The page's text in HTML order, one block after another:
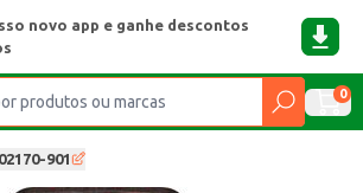
novo app e ganhe descontos
0
02170-901